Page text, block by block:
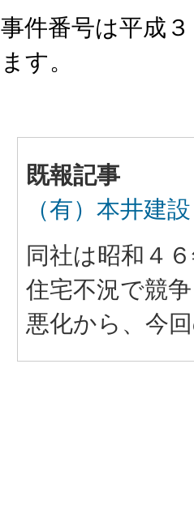
事件番号は平成
ます。
既報記事
（有）本井建
同社は昭和４
住宅不況で競
悪化から、今